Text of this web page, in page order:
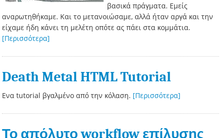
βασικά πράγματα. Εμείς
αναρωτηθήκαμε. Και το μετανοιώσαμε, αλλά ήταν αργά και την
είχαμε ήδη κάνει τη μελέτη οπότε ας πάει στα κομμάτια.
[Περισσότερα]
Death Metal HTML Tutorial
Ενα tutorial βγαλμένο από την κόλαση. [Περισσότερα]
Το απόλυτο workflow επίλυσης